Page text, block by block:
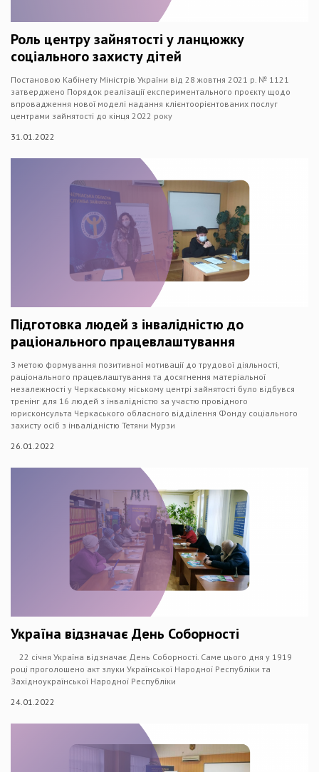
Роль центру зайнятості у ланцюжку
соціального захисту дітей
Постановою Кабінету Міністрів України від 28 жовтня 2021 р. № 1121
затверджено Порядок реалізації експериментального проєкту щодо
впровадження нової моделі надання клієнтоорієнтованих послуг
центрами зайнятості до кінця 2022 року
31.01.2022
Підготовка людей з інвалідністю до
раціонального працевлаштування
З метою формування позитивної мотивації до трудової діяльності,
раціонального працевлаштування та досягнення матеріальної
незалежності у Черкаському міському центрі зайнятості було відбувся
тренінг для 16 людей з інвалідністю за участю провідного
юрисконсульта Черкаського обласного відділення Фонду соціального
захисту осіб з інвалідністю Тетяни Мурзи
26.01.2022
Україна відзначає День Соборності
22 січня Україна відзначає День Соборності. Саме цього дня у 1919
році проголошено акт злуки Української Народної Республіки та
Західноукраїнської Народної Республіки
24.01.2022